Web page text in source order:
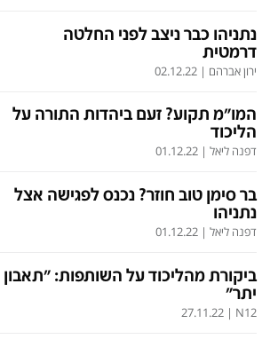
נתניהו כבר ניצב לפני החלטה
דרמטית
ירון אברהם |
02.12.22
המו"מ תקוע? זעם ביהדות התורה על
הליכוד
דפנה ליאל |
01.12.22
בר סימן טוב חוזר? נכנס לפגישה אצל
נתניהו
דפנה ליאל |
01.12.22
ביקורת מהליכוד על השותפות: "תאבון
יתר"
N12
|
27.11.22